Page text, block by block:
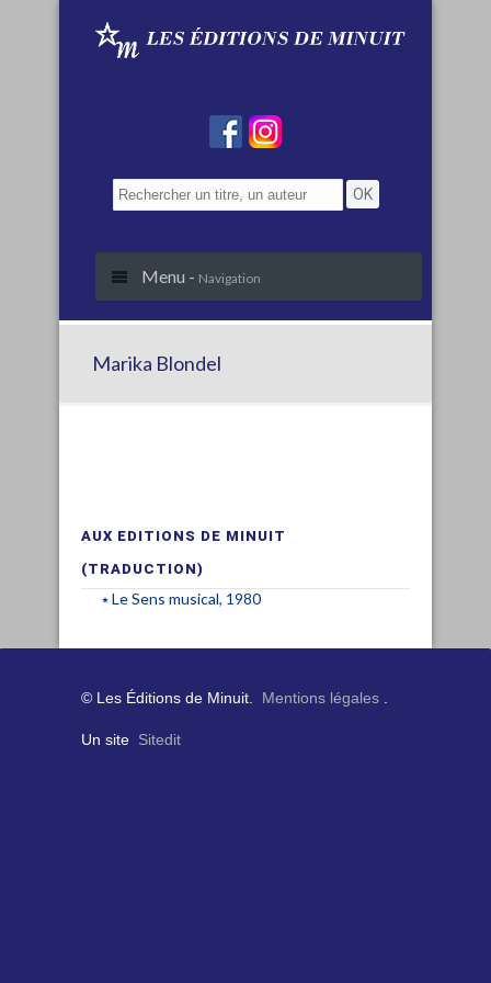
Menu - Navigation
Marika Blondel
AUX EDITIONS DE MINUIT
(TRADUCTION)
Le Sens musical, 1980
© Les Éditions de Minuit. Mentions légales
Un site Sitedit